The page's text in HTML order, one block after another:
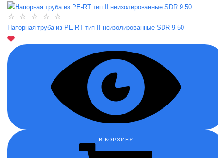
Напорная труба из PE-RT тип II неизолированные SDR 9 50
В КОРЗИНУ